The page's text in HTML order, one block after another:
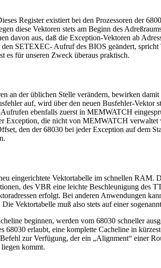
Register existiert bei den Prozessoren der
diese Vektoren stets am Beginn des
davon aus, daß die Exception-Vektoren ab
SETEXEC- Aufruf des BIOS geändert,
es für unseren Zweck überaus praktisch.
der üblichen Stelle verändern, bewirken
auf, wird über den neuen Busfehler-Vektor
ebenfalls zuerst in MEMWATCH
Exception, die nicht von MEMWATCH verwaltet
den der 68030 bei jeder Exception auf dem
Vektortabelle im schnellen RAM.
des VBR eine leichte Beschleunigung des
erfolgt. Bei anderen Anwendungen
Vektortabelle muß also stets auf einer
beginnen, werden vom 68030 schneller
erlaubt, eine komplette Cacheline in
zur Verfügung, der ein „Alignment“ einer
kommt.